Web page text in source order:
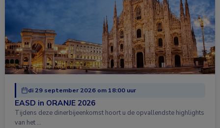
di 29 september 2026 om 18:00 uur
EASD in ORANJE 2026
Tijdens deze dinerbijeenkomst hoort u de opvallendste highlights
van het …